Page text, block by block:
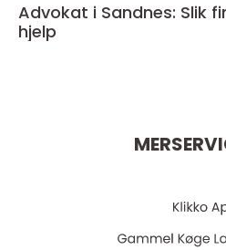
Advokat i Sandnes: Slik
hjelp